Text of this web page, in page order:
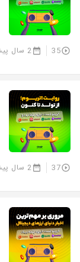
35 2 سال پیش
37 2 سال پیش